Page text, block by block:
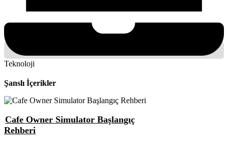
Teknoloji
Şanslı İçerikler
Cafe Owner Simulator Başlangıç
Rehberi